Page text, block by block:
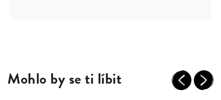
Mohlo by se ti líbit PreviousNext